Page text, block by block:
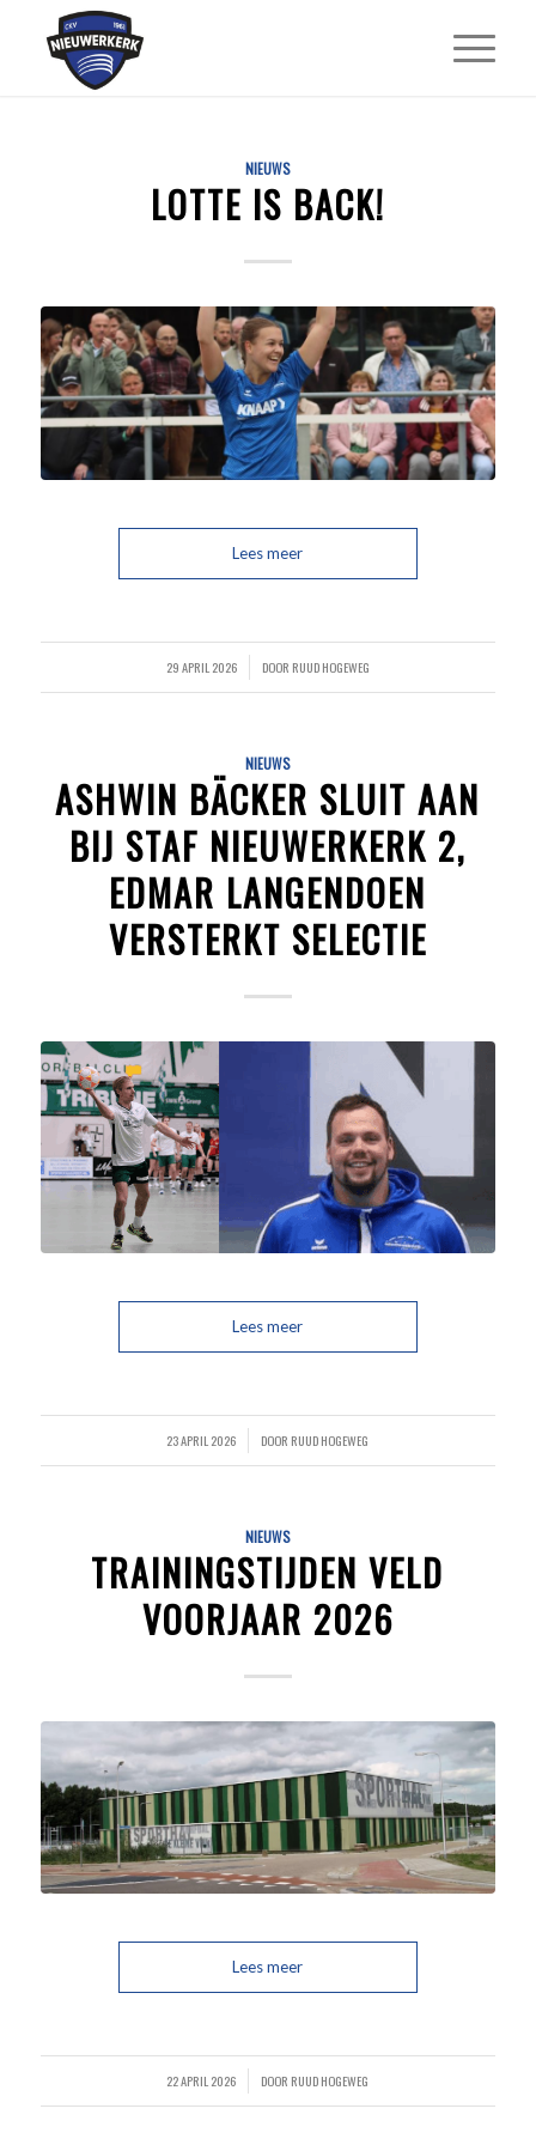
NIEUWS
LOTTE IS BACK!
Lees meer
29 APRIL 2026
/ DOOR RUUD HOGEWEG
NIEUWS
ASHWIN BÄCKER SLUIT AAN
BIJ STAF NIEUWERKERK 2,
EDMAR LANGENDOEN
VERSTERKT SELECTIE
Lees meer
23 APRIL 2026
/ DOOR RUUD HOGEWEG
NIEUWS
TRAININGSTIJDEN VELD
VOORJAAR 2026
Lees meer
22 APRIL 2026
/ DOOR RUUD HOGEWEG